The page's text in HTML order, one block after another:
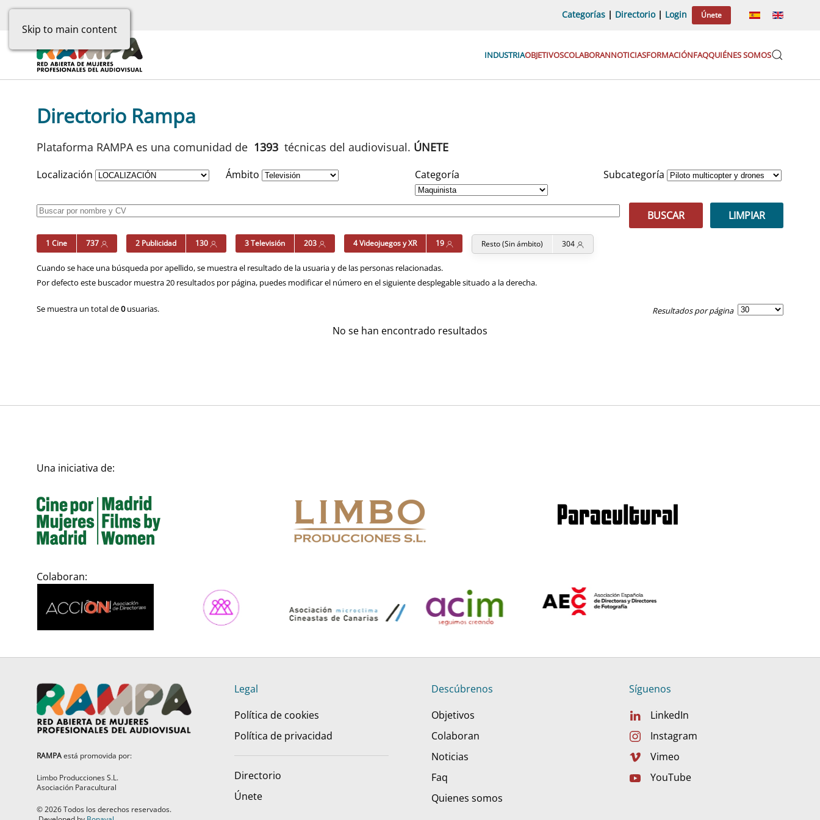
Skip to main content
Categorías | Directorio| Login Únete
INDUSTRIAOBJETIVOSCOLABORANNOTICIASFORMACIÓNFAQQUIÉNES SOMOS
Directorio Rampa
Plataforma RAMPA es una comunidad de 1393 técnicas del audiovisual. ÚNETE
Localización Ámbito Categoría Subcategoría
BUSCAR LIMPIAR
1 Cine 737 2 Publicidad 130 3 Televisión 203 4 Videojuegos y XR 19 Resto (Sin ámbito) 304
Cuando se hace una búsqueda por apellido, se muestra el resultado de la usuaria y de las personas relacionadas.
Por defecto este buscador muestra 20 resultados por página, puedes modificar el número en el siguiente desplegable situado a la derecha.
Se muestra un total de0usuarias. Resultados por página
No se han encontrado resultados
Una iniciativa de:
Colaboran:
Legal
Política de cookies
Política de privacidad
Directorio
Únete
Descúbrenos
Objetivos
Colaboran
Noticias
Faq
Quienes somos
Síguenos
LinkedIn
Instagram
Vimeo
YouTube
RAMPAestá promovida por:
Limbo Producciones S.L.
Asociación Paracultural
©2026Todos los derechos reservados.